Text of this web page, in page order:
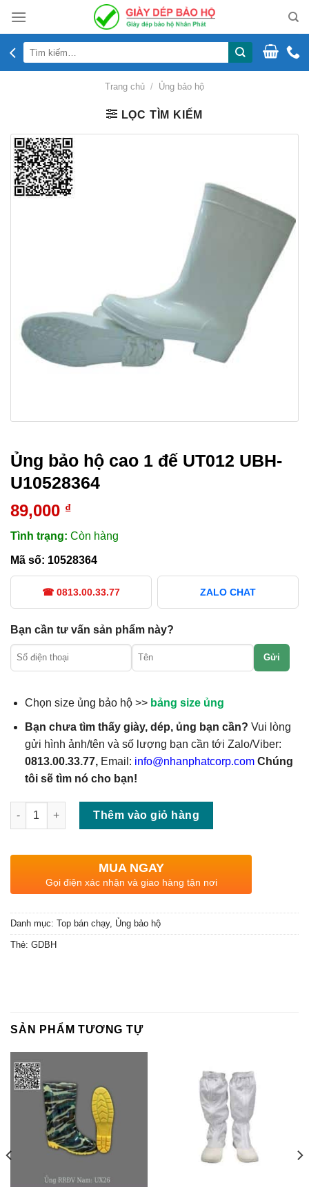
content
Tìm
kiếm:
Trang chủ / Ủng bảo hộ
LỌC TÌM KIẾM
Ủng bảo hộ cao 1 đế UT012 UBH-
U10528364
89,000 ₫
Tình trạng: Còn hàng
Mã số: 10528364
☎ 0813.00.33.77 ZALO CHAT
Bạn cần tư vấn sản phẩm này?
Gửi
Chọn size ủng bảo hộ >> bảng size ủng
Bạn chưa tìm thấy giày, dép, ủng bạn cần? Vui lòng
gửi hình ảnh/tên và số lượng bạn cần tới Zalo/Viber:
0813.00.33.77, Email: info@nhanphatcorp.com Chúng
tôi sẽ tìm nó cho bạn!
Số lượng
Thêm vào giỏ hàng
MUA NGAY
Gọi điện xác nhận và giao hàng tận nơi
Danh mục: Top bán chạy, Ủng bảo hộ
Thẻ: GDBH
SẢN PHẨM TƯƠNG TỰ